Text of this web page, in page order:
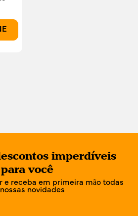
imperdíveis
para você
e receba em primeira mão todas
novidades